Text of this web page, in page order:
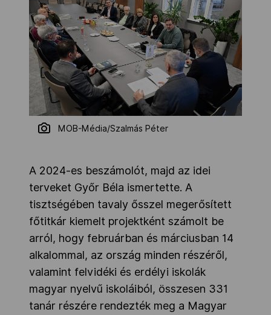
MOB-Média/Szalmás Péter
A 2024-es beszámolót, majd az idei
terveket Győr Béla ismertette. A
tisztségében tavaly ősszel megerősített
főtitkár kiemelt projektként számolt be
arról, hogy februárban és márciusban 14
alkalommal, az ország minden részéről,
valamint felvidéki és erdélyi iskolák
magyar nyelvű iskoláiból, összesen 331
tanár részére rendezték meg a Magyar